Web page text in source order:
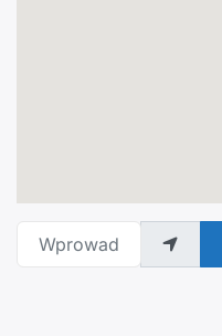
Wprowadź adres